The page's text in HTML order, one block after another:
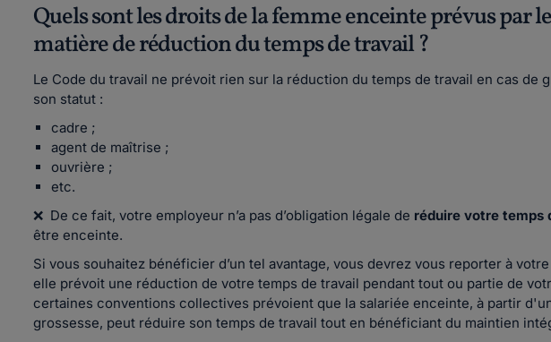
Quels sont les droits de la femme enceinte prévus par
matière de réduction du temps de travail ?
Le Code du travail ne prévoit rien sur la réduction du temps de travail en cas de
son statut :
cadre ;
agent de maîtrise ;
ouvrière ;
etc.
❌ De ce fait, votre employeur n’a pas d’obligation légale de réduire votre temps
être enceinte.
Si vous souhaitez bénéficier d’un tel avantage, vous devrez vous reporter à votre
elle prévoit une réduction de votre temps de travail pendant tout ou partie de
certaines conventions collectives prévoient que la salariée enceinte, à partir
grossesse, peut réduire son temps de travail tout en bénéficiant du maintien